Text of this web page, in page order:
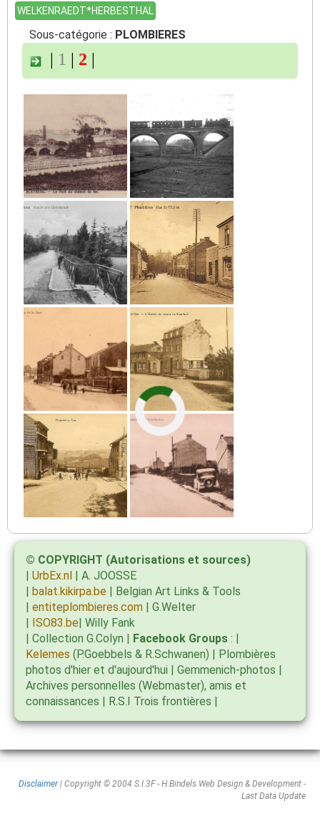
WELKENRAEDT*HERBESTHAL
Sous-catégorie : PLOMBIERES
1 2
© COPYRIGHT (Autorisations et sources)
UrbEx.nl
| A. JOOSSE
balat.kikirpa.be | Belgian Art Links & Tools
entiteplombieres.com | G.Welter
ISO83.be | Willy Fank
| Collection G.Colyn |
Facebook Groups : |
Kelemes (P.Goebbels & R.Schwanen) | Plombières
photos d'hier et d'aujourd'hui | Gemmenich-photos |
Archives personnelles (Webmaster), amis et
connaissances | R.S.I Trois frontières |
Disclaimer| Copyright © 2004 S.I.3F - H.Bindels Web Design & Development -
Last Data Update